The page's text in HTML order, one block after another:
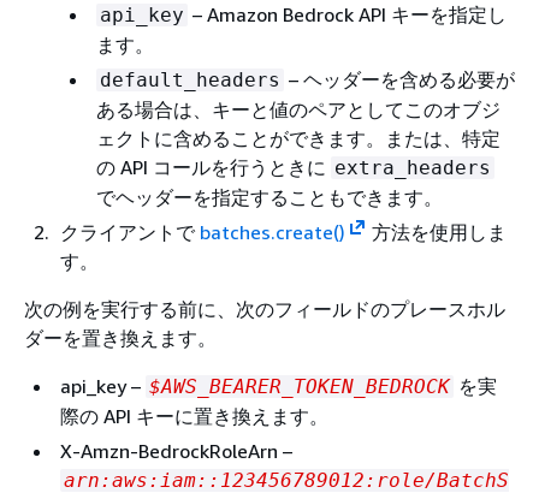
api_key – Amazon Bedrock API キーを指定し
ます。
default_headers – ヘッダーを含める必要が
ある場合は、キーと値のペアとしてこのオブジ
ェクトに含めることができます。または、特定
の API コールを行うときに extra_headers
でヘッダーを指定することもできます。
クライアントで batches.create()
方法を使用しま
す。
次の例を実行する前に、次のフィールドのプレースホル
ダーを置き換えます。
api_key – $AWS_BEARER_TOKEN_BEDROCK を実
際の API キーに置き換えます。
X-Amzn-BedrockRoleArn –
arn:aws:iam::123456789012:role/BatchS